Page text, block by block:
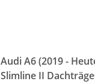
Audi A6 (2019 -
Slimline II